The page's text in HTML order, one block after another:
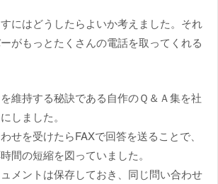
にはどうしたらよいか考えました。それ
がもっとたくさんの電話を取ってくれる
維持する秘訣である自作のＱ＆Ａ集を社
しました。
せを受けたらFAXで回答を送ることで、
間の短縮を図っていました。
メントは保存しておき、同じ問い合わせ